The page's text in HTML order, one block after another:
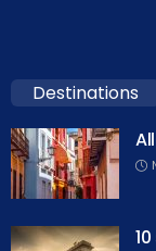
Destinations